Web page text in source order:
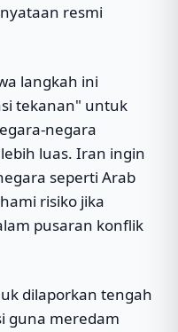
resmi
langkah ini
tekanan" untuk
negara
luas. Iran ingin
seperti Arab
risiko jika
pusaran konflik
dilaporkan tengah
guna meredam